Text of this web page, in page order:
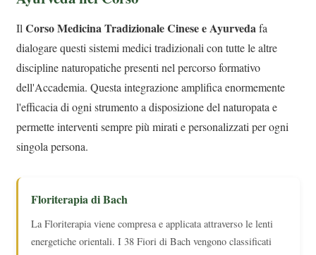
Il Corso Medicina Tradizionale Cinese e Ayurvedafa
dialogare questi sistemi medici tradizionali con tutte le altre
discipline naturopatiche presenti nel percorso formativo
dell'Accademia. Questa integrazione amplifica enormemente
l'efficacia di ogni strumento a disposizione del naturopata e
permette interventi sempre più mirati e personalizzati per ogni
singola persona.
Floriterapia di Bach
La Floriterapia viene compresa e applicata attraverso le lenti
energetiche orientali. I 38 Fiori di Bach vengono classificati